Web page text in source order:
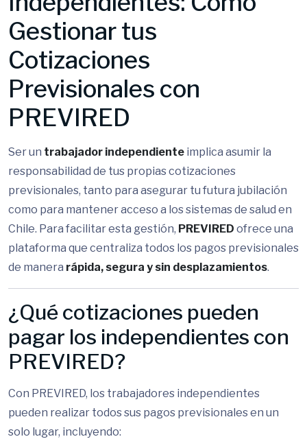
Gestionar tus
Cotizaciones
Previsionales con
PREVIRED
Ser un trabajador independiente implica asumir la
responsabilidad de tus propias cotizaciones
previsionales, tanto para asegurar tu futura jubilación
como para mantener acceso a los sistemas de salud en
Chile. Para facilitar esta gestión, PREVIRED ofrece una
plataforma que centraliza todos los pagos previsionales
de manera rápida, segura y sin desplazamientos.
¿Qué cotizaciones pueden
pagar los independientes con
PREVIRED?
Con PREVIRED, los trabajadores independientes
pueden realizar todos sus pagos previsionales en un
solo lugar, incluyendo: